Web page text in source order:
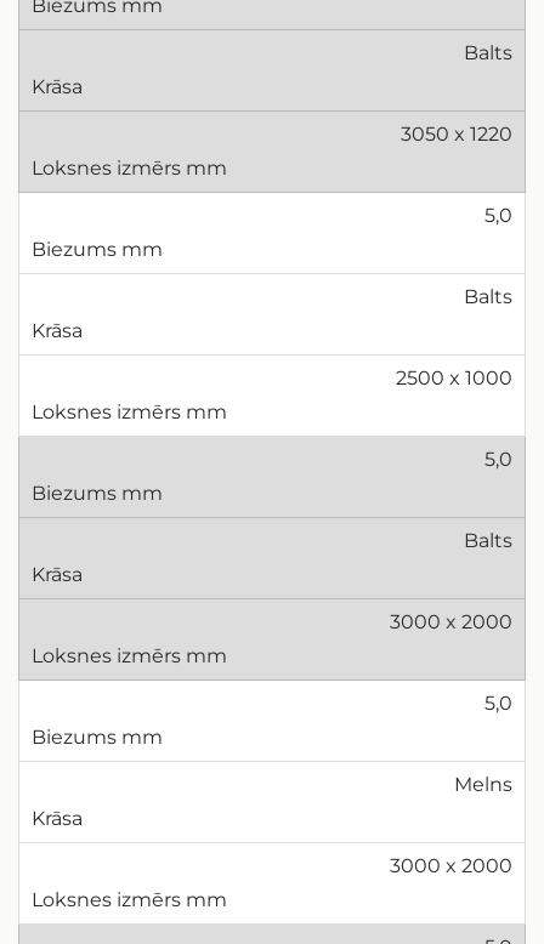
Balts
3050 x 1220
5,0
Balts
2500 x 1000
5,0
Balts
3000 x 2000
5,0
Melns
3000 x 2000